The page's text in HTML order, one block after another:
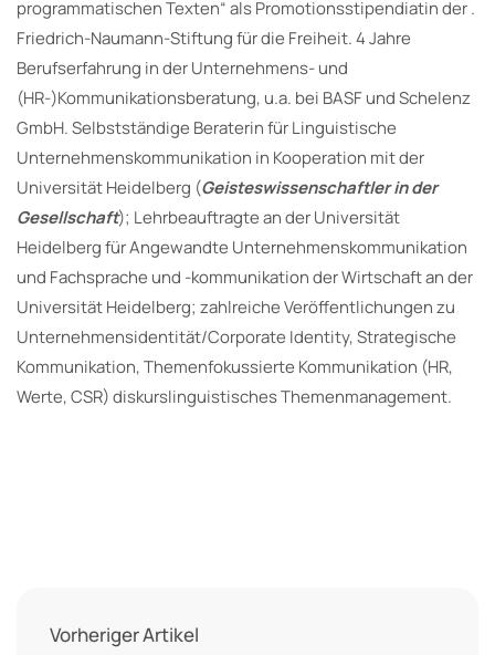
programmatischen Texten“ als Promotionsstipendiatin der .
Friedrich-Naumann-Stiftung für die Freiheit. 4 Jahre
Berufserfahrung in der Unternehmens- und
(HR-)Kommunikationsberatung, u.a. bei BASF und Schelenz
GmbH. Selbstständige Beraterin für Linguistische
Unternehmenskommunikation in Kooperation mit der
Universität Heidelberg (Geisteswissenschaftler in der
Gesellschaft); Lehrbeauftragte an der Universität
Heidelberg für Angewandte Unternehmenskommunikation
und Fachsprache und -kommunikation der Wirtschaft an der
Universität Heidelberg; zahlreiche Veröffentlichungen zu
Unternehmensidentität/Corporate Identity, Strategische
Kommunikation, Themenfokussierte Kommunikation (HR,
Werte, CSR) diskurslinguistisches Themenmanagement.
Vorheriger Artikel